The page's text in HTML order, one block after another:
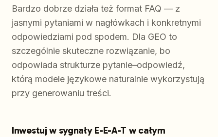
Bardzo dobrze działa też format FAQ — z
jasnymi pytaniami w nagłówkach i konkretnymi
odpowiedziami pod spodem. Dla GEO to
szczególnie skuteczne rozwiązanie, bo
odpowiada strukturze pytanie–odpowiedź,
którą modele językowe naturalnie wykorzystują
przy generowaniu treści.
Inwestuj w sygnały E-E-A-T w całym